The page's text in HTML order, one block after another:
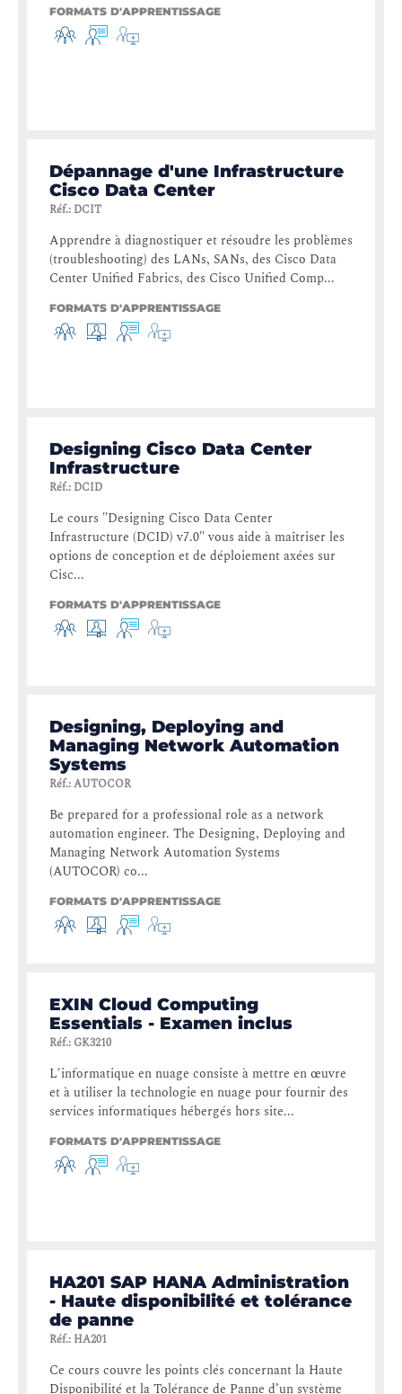
FORMATS D'APPRENTISSAGE
Dépannage d'une Infrastructure
Cisco Data Center
Réf.: DCIT
Apprendre à diagnostiquer et résoudre les problèmes
(troubleshooting) des LANs, SANs, des Cisco Data
Center Unified Fabrics, des Cisco Unified Comp...
FORMATS D'APPRENTISSAGE
Designing Cisco Data Center
Infrastructure
Réf.: DCID
Le cours "Designing Cisco Data Center
Infrastructure (DCID) v7.0" vous aide à maîtriser les
options de conception et de déploiement axées sur
Cisc...
FORMATS D'APPRENTISSAGE
Designing, Deploying and
Managing Network Automation
Systems
Réf.:AUTOCOR
Be prepared for a professional role as a network
automation engineer. The Designing, Deploying and
Managing Network Automation Systems
(AUTOCOR) co...
FORMATS D'APPRENTISSAGE
EXIN Cloud Computing
Essentials - Examen inclus
Réf.: GK3210
L'informatique en nuage consiste à mettre en œuvre
et à utiliser la technologie en nuage pour fournir des
services informatiques hébergés hors site...
FORMATS D'APPRENTISSAGE
HA201 SAP HANA Administration
- Haute disponibilité et tolérance
de panne
Réf.: HA201
Ce cours couvre les points clés concernant la Haute
Disponibilité et la Tolérance de Panne d’un système